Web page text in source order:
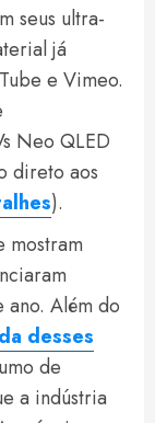
seus ultra-
já
e Vimeo.
Neo QLED
direto aos
).
mostram
ano. Além do
desses
de
a indústria